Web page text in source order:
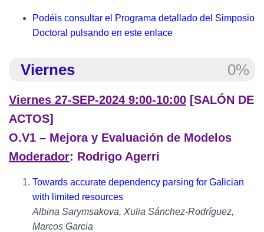
Podéis consultar el Programa detallado del Simposio
Doctoral pulsando en este enlace
Viernes 0%
Viernes 27-SEP-2024 9:00-10:00 [SALÓN DE
ACTOS]
O.V1 – Mejora y Evaluación de Modelos
Moderador: Rodrigo Agerri
Towards accurate dependency parsing for Galician
with limited resources
Albina Sarymsakova, Xulia Sánchez-Rodríguez,
Marcos Garcia